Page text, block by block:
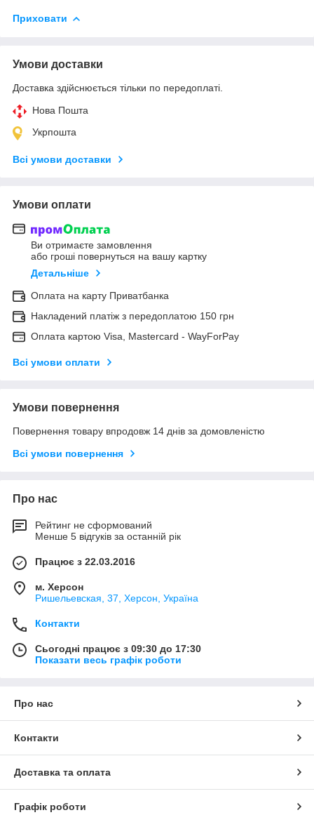
Приховати
Умови доставки
Доставка здійснюється тільки по передоплаті.
Нова Пошта
Укрпошта
Всі умови доставки
Умови оплати
Ви отримаєте замовлення
або гроші повернуться на вашу картку
Детальніше
Оплата на карту Приватбанка
Накладений платіж з передоплатою 150 грн
Оплата картою Visa, Mastercard - WayForPay
Всі умови оплати
Умови повернення
Повернення товару впродовж 14 днів за домовленістю
Всі умови повернення
Про нас
Рейтинг не сформований
Менше 5 відгуків за останній рік
Працює з 22.03.2016
м. Херсон
Ришельевская, 37, Херсон, Україна
Контакти
Сьогодні працює з 09:30 до 17:30
Показати весь графік роботи
Про нас
Контакти
Доставка та оплата
Графік роботи